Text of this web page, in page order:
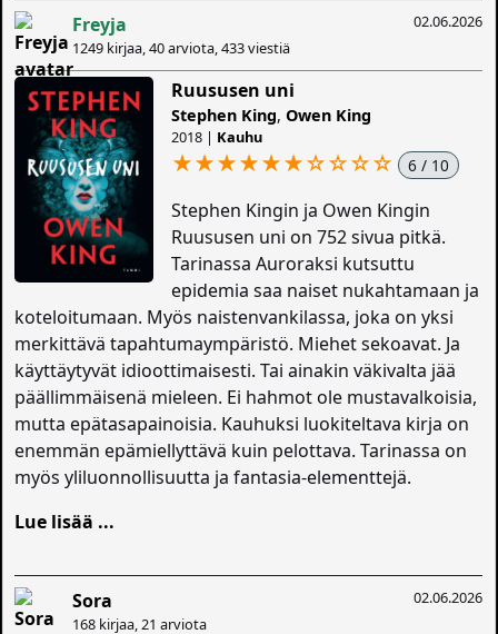
02.06.2026
Freyja
1249 kirjaa, 40 arviota, 433 viestiä
Ruususen uni
Stephen King,Owen King
2018 | Kauhu
★★★★★★☆☆☆☆ 6 / 10
Stephen Kingin ja Owen Kingin
Ruususen uni on 752 sivua pitkä.
Tarinassa Auroraksi kutsuttu
epidemia saa naiset nukahtamaan ja
koteloitumaan. Myös naistenvankilassa, joka on yksi
merkittävä tapahtumaympäristö. Miehet sekoavat. Ja
käyttäytyvät idioottimaisesti. Tai ainakin väkivalta jää
päällimmäisenä mieleen. Ei hahmot ole mustavalkoisia,
mutta epätasapainoisia. Kauhuksi luokiteltava kirja on
enemmän epämiellyttävä kuin pelottava. Tarinassa on
myös yliluonnollisuutta ja fantasia-elementtejä.
Lue lisää ...
02.06.2026
Sora
168 kirjaa, 21 arviota